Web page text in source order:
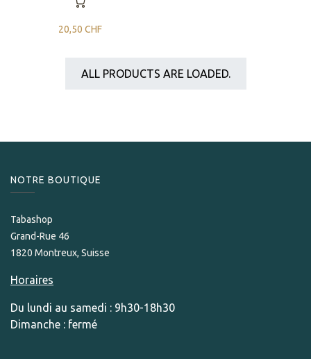
20,50 CHF
ALL PRODUCTS ARE LOADED.
NOTRE BOUTIQUE
Tabashop
Grand-Rue 46
1820 Montreux, Suisse
Horaires
Du lundi au samedi : 9h30-18h30
Dimanche : fermé